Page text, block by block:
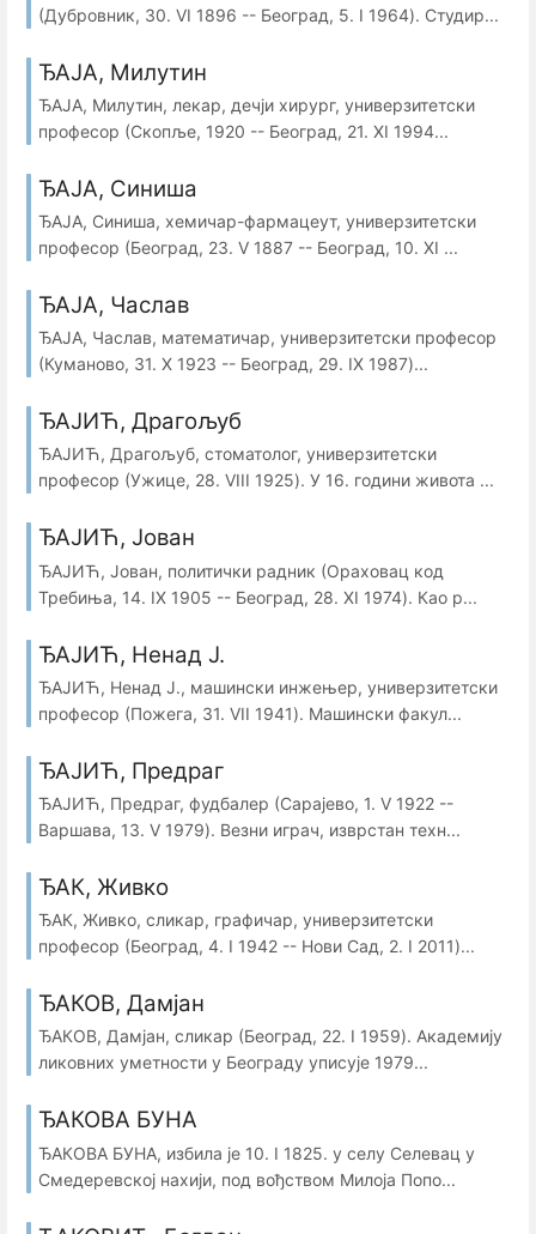
(Дубровник, 30. VI 1896 -- Београд, 5. I 1964). Студир...
ЂАЈА, Милутин
ЂАЈА, Милутин, лекар, дечји хирург, универзитетски
професор (Скопље, 1920 -- Београд, 21. XI 1994...
ЂАЈА, Синиша
ЂАЈА, Синиша, хемичар-фармацеут, универзитетски
професор (Београд, 23. V 1887 -- Београд, 10. XI ...
ЂАЈА, Часлав
ЂАЈА, Часлав, математичар, универзитетски професор
(Куманово, 31. Х 1923 -- Београд, 29. IX 1987)...
ЂАЈИЋ, Драгољуб
ЂАЈИЋ, Драгољуб, стоматолог, универзитетски
професор (Ужице, 28. VIII 1925). У 16. години живота ...
ЂАЈИЋ, Јован
ЂАЈИЋ, Јован, политички радник (Ораховац код
Требиња, 14. IX 1905 -- Београд, 28. XI 1974). Као р...
ЂАЈИЋ, Ненад Ј.
ЂАЈИЋ, Ненад Ј., машински инжењер, универзитетски
професор (Пожега, 31. VII 1941). Машински факул...
ЂАЈИЋ, Предраг
ЂАЈИЋ, Предраг, фудбалер (Сарајево, 1. V 1922 --
Варшава, 13. V 1979). Везни играч, изврстан техн...
ЂАК, Живко
ЂАК, Живко, сликар, графичар, универзитетски
професор (Београд, 4. I 1942 -- Нови Сад, 2. I 2011)...
ЂАКОВ, Дамјан
ЂАКОВ, Дамјан, сликар (Београд, 22. I 1959). Академију
ликовних уметности у Београду уписује 1979...
ЂАКОВА БУНА
ЂАКОВА БУНА, избила је 10. I 1825. у селу Селевац у
Смедеревској нахији, под вођством Милоја Попо...